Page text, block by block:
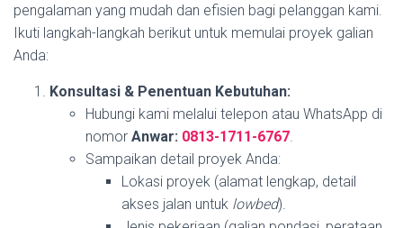
pengalaman yang mudah dan efisien bagi pelanggan kami.
Ikuti langkah-langkah berikut untuk memulai proyek galian
Anda:
Konsultasi & Penentuan Kebutuhan:
Hubungi kami melalui telepon atau WhatsApp di
nomor Anwar: 0813-1711-6767
Sampaikan detail proyek Anda:
Lokasi proyek (alamat lengkap, detail
akses jalan untuk lowbed).